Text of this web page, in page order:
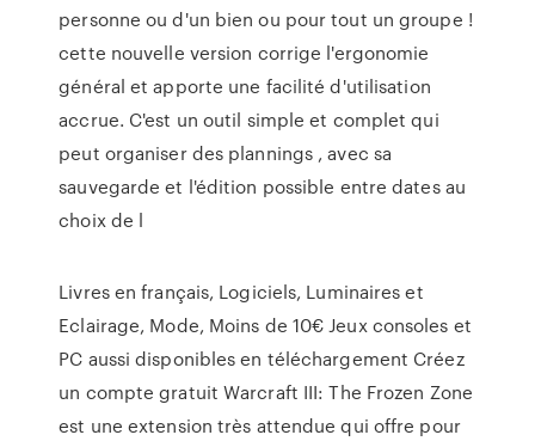
personne ou d'un bien ou pour tout un groupe !
cette nouvelle version corrige l'ergonomie
général et apporte une facilité d'utilisation
accrue. C'est un outil simple et complet qui
peut organiser des plannings , avec sa
sauvegarde et l'édition possible entre dates au
choix de l
Livres en français, Logiciels, Luminaires et
Eclairage, Mode, Moins de 10€ Jeux consoles et
PC aussi disponibles en téléchargement Créez
un compte gratuit Warcraft III: The Frozen Zone
est une extension très attendue qui offre pour